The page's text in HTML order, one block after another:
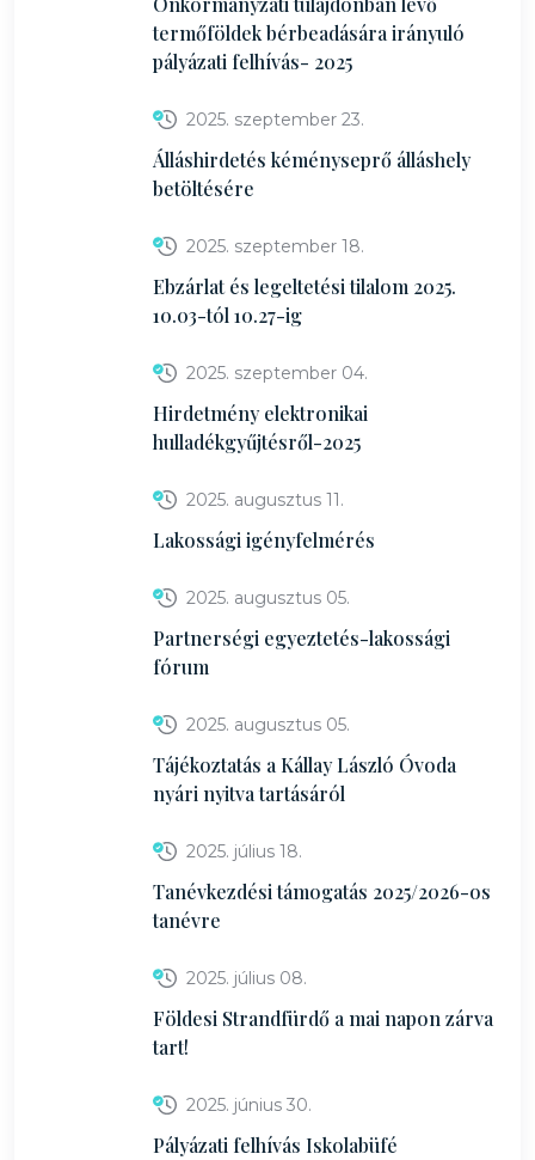
termőföldek bérbeadására irányuló
pályázati felhívás- 2025
2025. szeptember 23.
Álláshirdetés kéményseprő álláshely
betöltésére
2025. szeptember 18.
Ebzárlat és legeltetési tilalom 2025.
10.03-tól 10.27-ig
2025. szeptember 04.
Hirdetmény elektronikai
hulladékgyűjtésről-2025
2025. augusztus 11.
Lakossági igényfelmérés
2025. augusztus 05.
Partnerségi egyeztetés-lakossági
fórum
2025. augusztus 05.
Tájékoztatás a Kállay László Óvoda
nyári nyitva tartásáról
2025. július 18.
Tanévkezdési támogatás 2025/2026-os
tanévre
2025. július 08.
Földesi Strandfürdő a mai napon zárva
tart!
2025. június 30.
Pályázati felhívás Iskolabüfé